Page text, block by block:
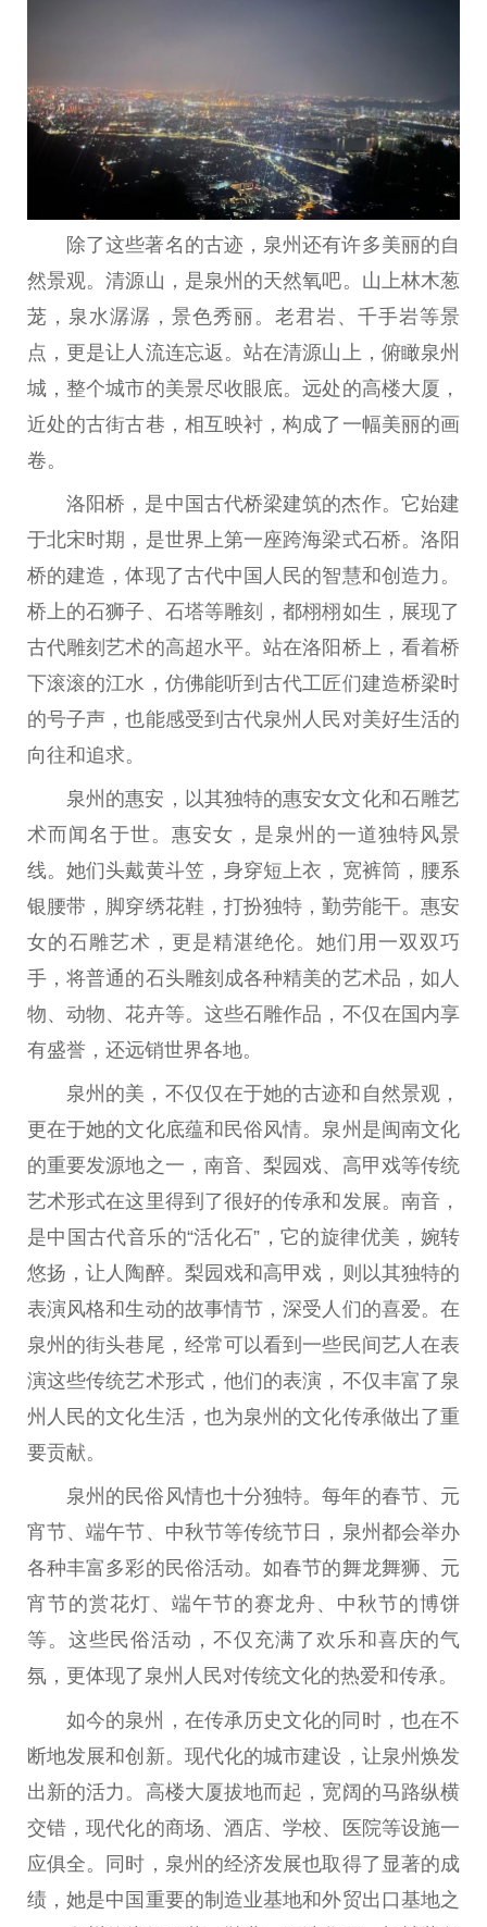
除了这些著名的古迹，泉州还有许多美丽的自
然景观。清源山，是泉州的天然氧吧。山上林木葱
茏，泉水潺潺，景色秀丽。老君岩、千手岩等景
点，更是让人流连忘返。站在清源山上，俯瞰泉州
城，整个城市的美景尽收眼底。远处的高楼大厦，
近处的古街古巷，相互映衬，构成了一幅美丽的画
卷。
洛阳桥，是中国古代桥梁建筑的杰作。它始建
于北宋时期，是世界上第一座跨海梁式石桥。洛阳
桥的建造，体现了古代中国人民的智慧和创造力。
桥上的石狮子、石塔等雕刻，都栩栩如生，展现了
古代雕刻艺术的高超水平。站在洛阳桥上，看着桥
下滚滚的江水，仿佛能听到古代工匠们建造桥梁时
的号子声，也能感受到古代泉州人民对美好生活的
向往和追求。
泉州的惠安，以其独特的惠安女文化和石雕艺
术而闻名于世。惠安女，是泉州的一道独特风景
线。她们头戴黄斗笠，身穿短上衣，宽裤筒，腰系
银腰带，脚穿绣花鞋，打扮独特，勤劳能干。惠安
女的石雕艺术，更是精湛绝伦。她们用一双双巧
手，将普通的石头雕刻成各种精美的艺术品，如人
物、动物、花卉等。这些石雕作品，不仅在国内享
有盛誉，还远销世界各地。
泉州的美，不仅仅在于她的古迹和自然景观，
更在于她的文化底蕴和民俗风情。泉州是闽南文化
的重要发源地之一，南音、梨园戏、高甲戏等传统
艺术形式在这里得到了很好的传承和发展。南音，
是中国古代音乐的“活化石”，它的旋律优美，婉转
悠扬，让人陶醉。梨园戏和高甲戏，则以其独特的
表演风格和生动的故事情节，深受人们的喜爱。在
泉州的街头巷尾，经常可以看到一些民间艺人在表
演这些传统艺术形式，他们的表演，不仅丰富了泉
州人民的文化生活，也为泉州的文化传承做出了重
要贡献。
泉州的民俗风情也十分独特。每年的春节、元
宵节、端午节、中秋节等传统节日，泉州都会举办
各种丰富多彩的民俗活动。如春节的舞龙舞狮、元
宵节的赏花灯、端午节的赛龙舟、中秋节的博饼
等。这些民俗活动，不仅充满了欢乐和喜庆的气
氛，更体现了泉州人民对传统文化的热爱和传承。
如今的泉州，在传承历史文化的同时，也在不
断地发展和创新。现代化的城市建设，让泉州焕发
出新的活力。高楼大厦拔地而起，宽阔的马路纵横
交错，现代化的商场、酒店、学校、医院等设施一
应俱全。同时，泉州的经济发展也取得了显著的成
绩，她是中国重要的制造业基地和外贸出口基地之